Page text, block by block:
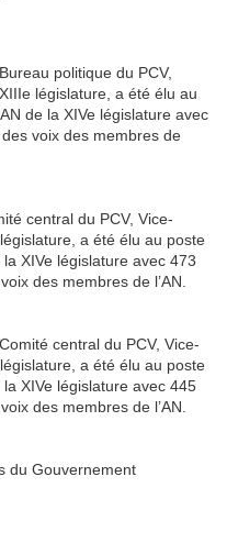
politique du PCV,
législature, a été élu au
de la XIVe législature avec
voix des membres de
central du PCV, Vice-
a été élu au poste
XIVe législature avec 473
des membres de l’AN.
central du PCV, Vice-
a été élu au poste
XIVe législature avec 445
des membres de l’AN.
du Gouvernement